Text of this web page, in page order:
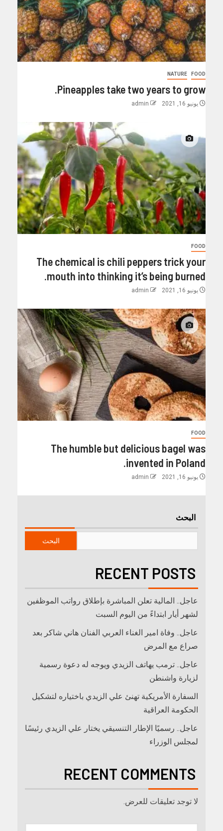
FOOD
NATURE
Pineapples take two years to grow.
يونيو 16, 2021 admin
FOOD
The chemical is chili peppers trick your
mouth into thinking it’s being burned.
يونيو 16, 2021 admin
FOOD
The humble but delicious bagel was
invented in Poland.
يونيو 16, 2021 admin
البحث
البحث
RECENT POSTS
عاجل.. المالية تعلن المباشرة بإطلاق رواتب ‏الموظفين
لشهر أيار ابتداءً من اليوم السبت
عاجل.. وفاة امير الغناء العربي الفنان هاني شاكر بعد
صراع مع المرض
عاجل.. ترمب يهاتف الزيدي ويوجه له دعوة رسمية
لزيارة واشنطن
السفارة الأمريكية تهنئ علي الزيدي باختياره لتشكيل
الحكومة العراقية
عاجل.. رسميًا الإطار التنسيقي يختار علي الزيدي رئيسًا
لمجلس الوزراء
RECENT COMMENTS
لا توجد تعليقات للعرض.